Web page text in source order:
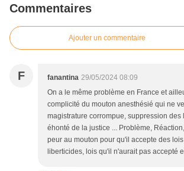
Commentaires
Ajouter un commentaire
F fanantina 29/05/2024 08:09
On a le même problème en France et
complicité du mouton anesthésié qui ne
magistrature corrompue, suppression des
éhonté de la justice ... Problème,
peur au mouton pour qu'il accepte des
liberticides, lois qu'il n'aurait pas accepté